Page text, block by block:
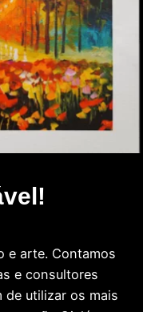
e arte. Contamos
e consultores
de utilizar os mais